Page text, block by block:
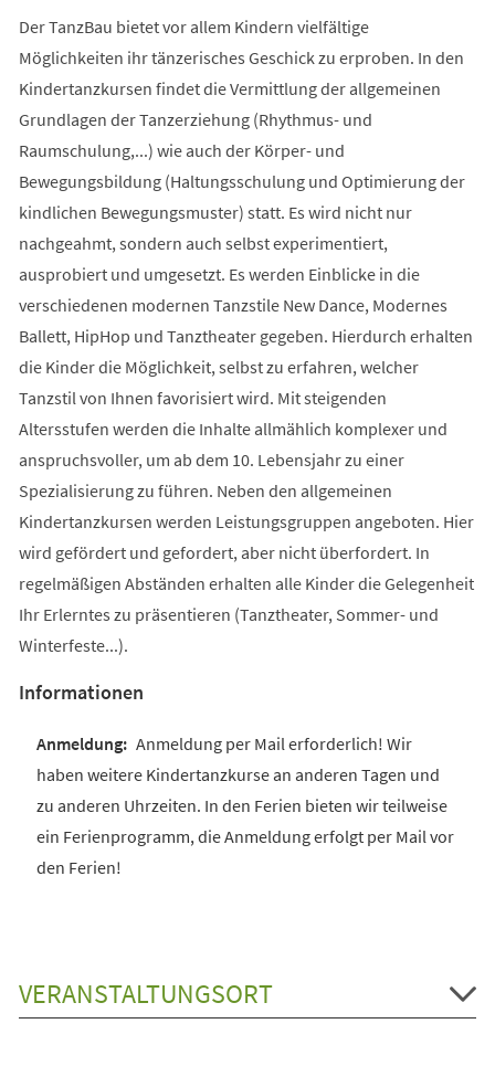
Der TanzBau bietet vor allem Kindern vielfältige
Möglichkeiten ihr tänzerisches Geschick zu erproben. In den
Kindertanzkursen findet die Vermittlung der allgemeinen
Grundlagen der Tanzerziehung (Rhythmus- und
Raumschulung,...) wie auch der Körper- und
Bewegungsbildung (Haltungsschulung und Optimierung der
kindlichen Bewegungsmuster) statt. Es wird nicht nur
nachgeahmt, sondern auch selbst experimentiert,
ausprobiert und umgesetzt. Es werden Einblicke in die
verschiedenen modernen Tanzstile New Dance, Modernes
Ballett, HipHop und Tanztheater gegeben. Hierdurch erhalten
die Kinder die Möglichkeit, selbst zu erfahren, welcher
Tanzstil von Ihnen favorisiert wird. Mit steigenden
Altersstufen werden die Inhalte allmählich komplexer und
anspruchsvoller, um ab dem 10. Lebensjahr zu einer
Spezialisierung zu führen. Neben den allgemeinen
Kindertanzkursen werden Leistungsgruppen angeboten. Hier
wird gefördert und gefordert, aber nicht überfordert. In
regelmäßigen Abständen erhalten alle Kinder die Gelegenheit
Ihr Erlerntes zu präsentieren (Tanztheater, Sommer- und
Winterfeste...).
Informationen
Anmeldung per Mail erforderlich! Wir
haben weitere Kindertanzkurse an anderen Tagen und
zu anderen Uhrzeiten. In den Ferien bieten wir teilweise
ein Ferienprogramm, die Anmeldung erfolgt per Mail vor
den Ferien!
VERANSTALTUNGSORT